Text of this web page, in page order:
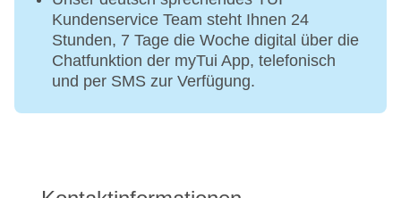
Kundenservice Team steht Ihnen 24
Stunden, 7 Tage die Woche digital über die
Chatfunktion der myTui App, telefonisch
und per SMS zur Verfügung.